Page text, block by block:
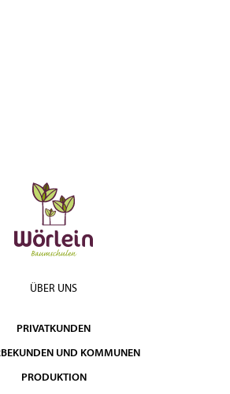
ÜBER UNS
PRIVATKUNDEN
UND KOMMUNEN
PRODUKTION